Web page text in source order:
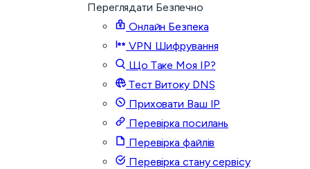
Переглядати Безпечно
Онлайн Безпека
VPN Шифрування
Що Таке Моя IP?
Тест Витоку DNS
Приховати Ваш IP
Перевірка посилань
Перевірка файлів
Перевірка стану сервісу